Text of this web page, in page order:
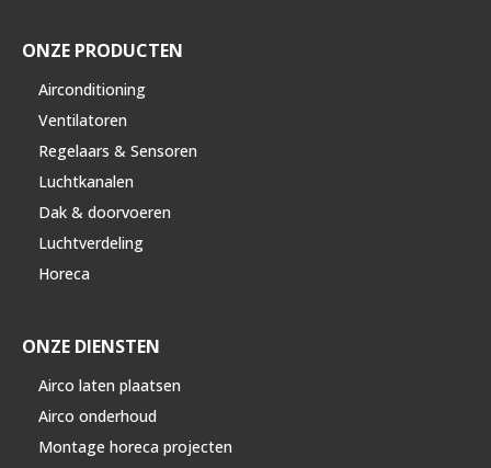
ONZE PRODUCTEN
Airconditioning
Ventilatoren
Regelaars & Sensoren
Luchtkanalen
Dak & doorvoeren
Luchtverdeling
Horeca
ONZE DIENSTEN
Airco laten plaatsen
Airco onderhoud
Montage horeca projecten